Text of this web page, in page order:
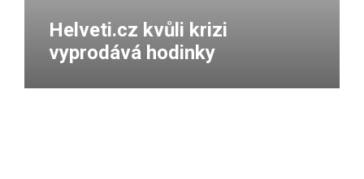
Helveti.cz kvůli krizi
vyprodává hodinky